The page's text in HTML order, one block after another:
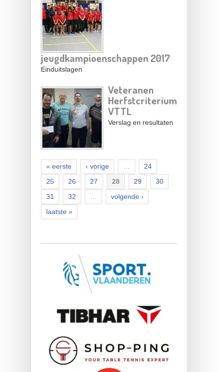
jeugdkampioenschappen 2017
Einduitslagen
Veteranen
Herfstcriterium
VTTL
Verslag en resultaten
« eerste ‹ vorige …
24
25
26 27 28 29
30
31
32 …
volgende ›
laatste »